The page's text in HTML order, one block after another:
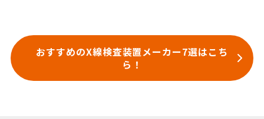
おすすめのX線検査装置メーカー7選はこち
ら！